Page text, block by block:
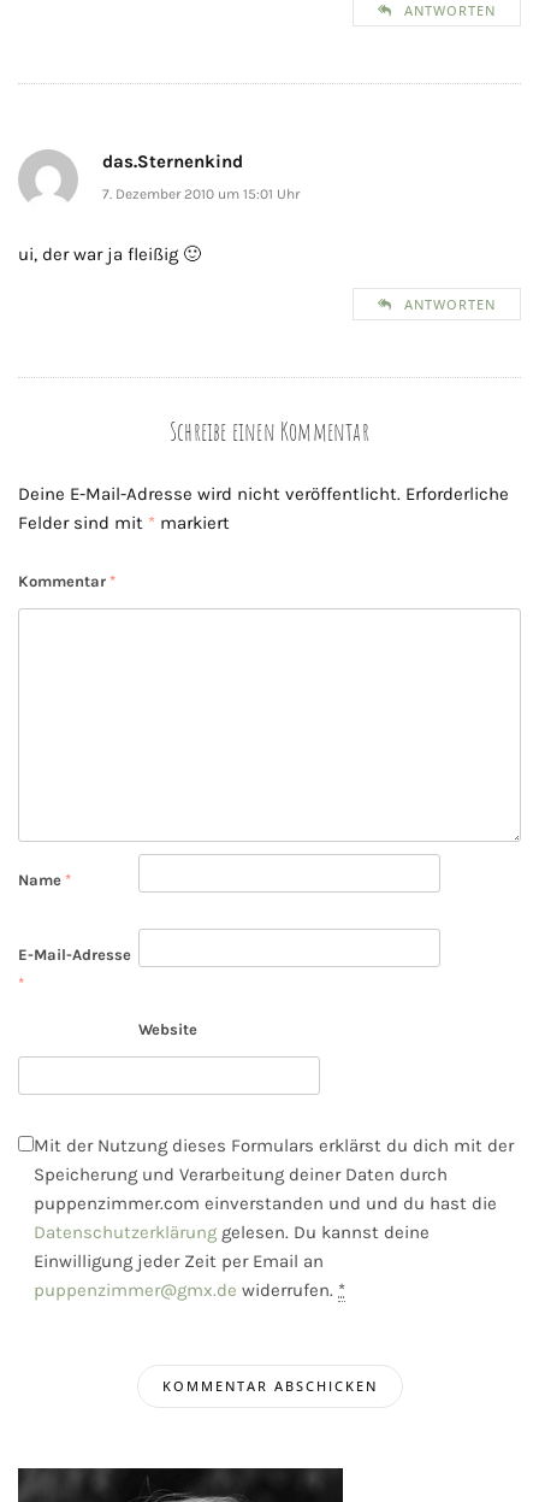
ANTWORTEN
das.Sternenkind
7. Dezember 2010 um 15:01 Uhr
ui, der war ja fleißig 🙂
ANTWORTEN
Schreibe einen Kommentar
Deine E-Mail-Adresse wird nicht veröffentlicht. Erforderliche
Felder sind mit * markiert
Kommentar *
Name *
E-Mail-Adresse
*
Website
Mit der Nutzung dieses Formulars erklärst du dich mit der
Speicherung und Verarbeitung deiner Daten durch
puppenzimmer.com einverstanden und und du hast die
Datenschutzerklärung gelesen. Du kannst deine
Einwilligung jeder Zeit per Email an
puppenzimmer@gmx.de widerrufen. *